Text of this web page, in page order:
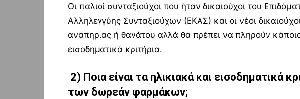
Οι παλιοί συνταξιούχοι που ήταν δικαιούχοι του
Αλληλεγγύης Συνταξιούχων (ΕΚΑΣ) και οι νέοι
αναπηρίας ή θανάτου αλλά θα πρέπει να πληρούν
εισοδηματικά κριτήρια.
2) Ποια είναι τα ηλικιακά και εισοδηματικά
των δωρεάν φαρμάκων;